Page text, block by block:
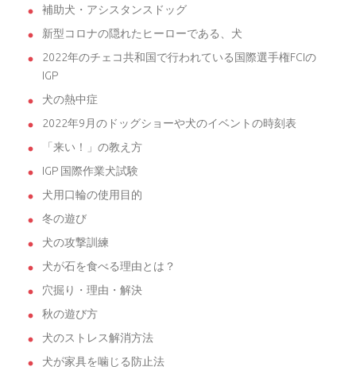
補助犬・アシスタンスドッグ
新型コロナの隠れたヒーローである、犬
2022年のチェコ共和国で行われている国際選手権FCIの
IGP
犬の熱中症
2022年9月のドッグショーや犬のイベントの時刻表
「来い！」の教え方
IGP 国際作業犬試験
犬用口輪の使用目的
冬の遊び
犬の攻撃訓練
犬が石を食べる理由とは？
穴掘り・理由・解決
秋の遊び方
犬のストレス解消方法
犬が家具を噛じる防止法